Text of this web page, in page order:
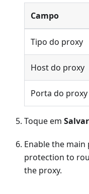
Campo
Tipo do proxy
Host do proxy
Porta do proxy
Toque em
Enable the
protection to
the proxy.